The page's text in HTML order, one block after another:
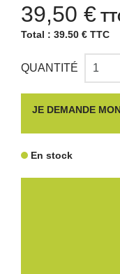
39,50 €
Total : 39.50 € TTC
QUANTITÉ
JE DEMANDE
En stock